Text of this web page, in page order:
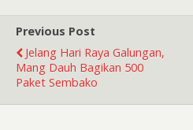
Previous Post
Jelang Hari Raya Galungan,
Mang Dauh Bagikan 500
Paket Sembako